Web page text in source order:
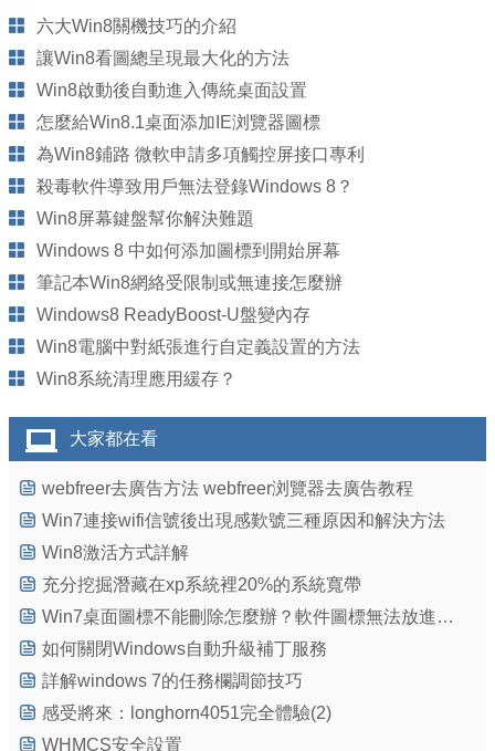
六大Win8關機技巧的介紹
讓Win8看圖總呈現最大化的方法
Win8啟動後自動進入傳統桌面設置
怎麼給Win8.1桌面添加IE浏覽器圖標
為Win8鋪路 微軟申請多項觸控屏接口專利
殺毒軟件導致用戶無法登錄Windows 8？
Win8屏幕鍵盤幫你解決難題
Windows 8 中如何添加圖標到開始屏幕
筆記本Win8網絡受限制或無連接怎麼辦
Windows8 ReadyBoost-U盤變內存
Win8電腦中對紙張進行自定義設置的方法
Win8系統清理應用緩存？
大家都在看
webfreer去廣告方法 webfreer浏覽器去廣告教程
Win7連接wifi信號後出現感歎號三種原因和解決方法
Win8激活方式詳解
充分挖掘潛藏在xp系統裡20%的系統寬帶
Win7桌面圖標不能刪除怎麼辦？軟件圖標無法放進垃圾桶怎麼處理？
如何關閉Windows自動升級補丁服務
詳解windows 7的任務欄調節技巧
感受將來：longhorn4051完全體驗(2)
WHMCS安全設置